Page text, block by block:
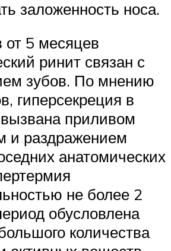
заложенность носа.
от 5 месяцев
ринит связан с
зубов. По мнению
гиперсекреция в
приливом
и раздражением
анатомических
не более 2
обусловлена
количества